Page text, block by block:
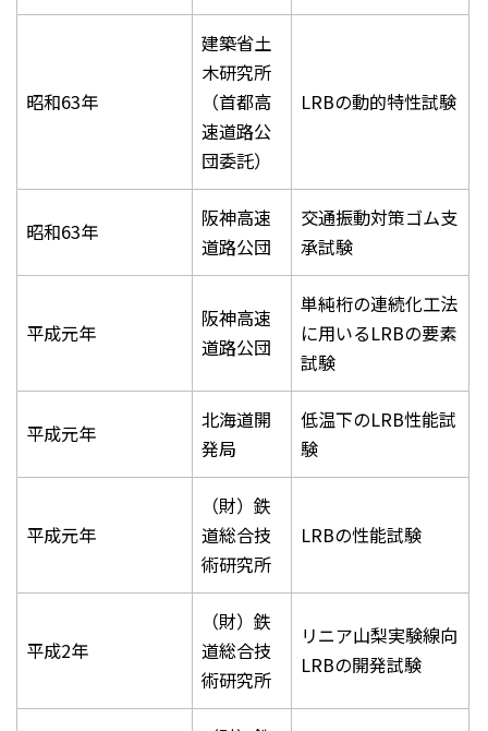
昭和63年
建築省土
木研究所
（首都高
速道路公
団委託）
LRBの動的特性試験
昭和63年
阪神高速
道路公団
交通振動対策ゴム支
承試験
平成元年
阪神高速
道路公団
単純桁の連続化工法
に用いるLRBの要素
試験
平成元年
北海道開
発局
低温下のLRB性能試
験
平成元年
（財）鉄
道総合技
術研究所
LRBの性能試験
平成2年
（財）鉄
道総合技
術研究所
リニア山梨実験線向
LRBの開発試験